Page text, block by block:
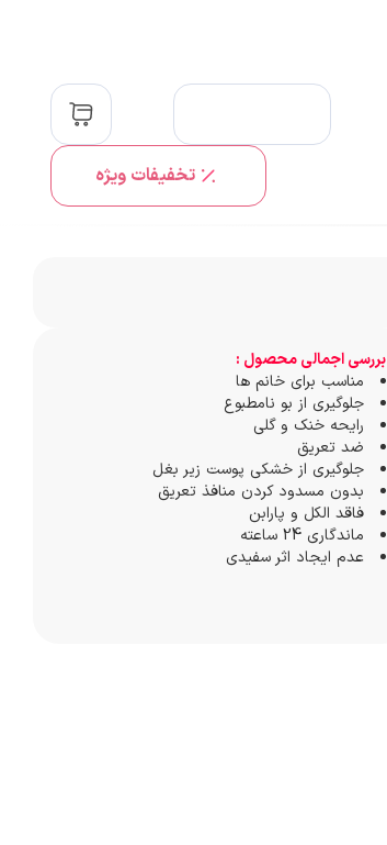
تخفیفات ویژه
بررسی اجمالی محصول :
مناسب برای خانم ها
جلوگیری از بو نامطبوع
رایحه خنک و گلی
ضد تعریق
جلوگیری از خشکی پوست زیر بغل
بدون مسدود کردن منافذ تعریق
فاقد الکل و پارابن
ماندگاری 24 ساعته
عدم ایجاد اثر سفیدی